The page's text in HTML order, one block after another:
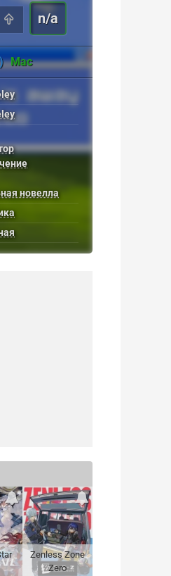
n/a
Mac
новелла
Zenless Zone
Zero